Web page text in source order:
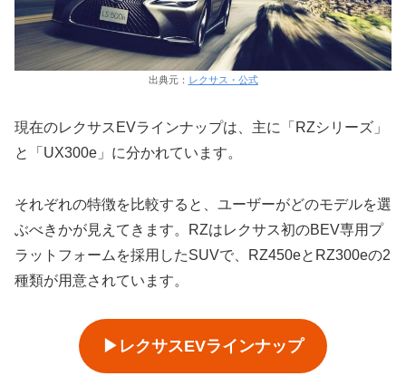
出典元： レクサス・公式
現在のレクサスEVラインナップは、主に「RZシリーズ」
と「UX300e」に分かれています。
それぞれの特徴を比較すると、ユーザーがどのモデルを選
ぶべきかが見えてきます。RZはレクサス初のBEV専用プ
ラットフォームを採用したSUVで、RZ450eとRZ300eの2
種類が用意されています。
▶レクサスEVラインナップ